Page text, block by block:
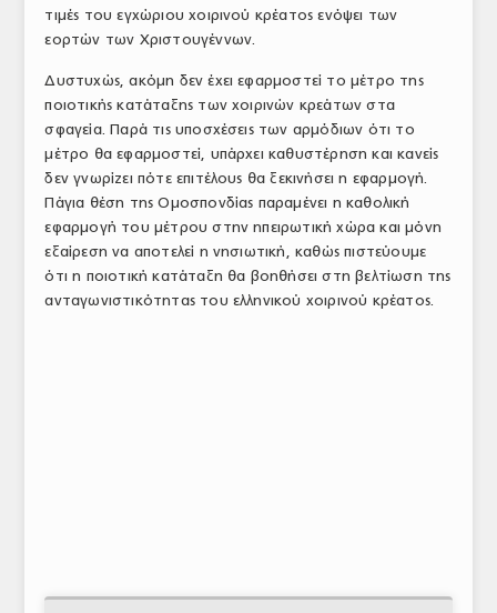
τιμές του εγχώριου χοιρινού κρέατος ενόψει των
εορτών των Χριστουγέννων.
Δυστυχώς, ακόμη δεν έχει εφαρμοστεί το μέτρο της
ποιοτικής κατάταξης των χοιρινών κρεάτων στα
σφαγεία. Παρά τις υποσχέσεις των αρμόδιων ότι το
μέτρο θα εφαρμοστεί, υπάρχει καθυστέρηση και κανείς
δεν γνωρίζει πότε επιτέλους θα ξεκινήσει η εφαρμογή.
Πάγια θέση της Ομοσπονδίας παραμένει η καθολική
εφαρμογή του μέτρου στην ηπειρωτική χώρα και μόνη
εξαίρεση να αποτελεί η νησιωτική, καθώς πιστεύουμε
ότι η ποιοτική κατάταξη θα βοηθήσει στη βελτίωση της
ανταγωνιστικότητας του ελληνικού χοιρινού κρέατος.